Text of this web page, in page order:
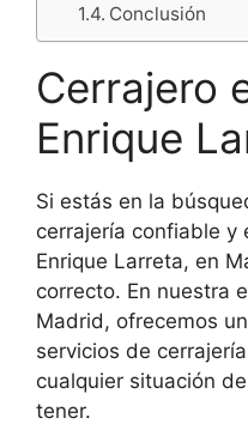
Conclusión
Cerrajero
Enrique
Si estás en la
cerrajería confiable y
Enrique Larreta, en
correcto. En nuestra
Madrid, ofrecemos
servicios de
cualquier situación
tener.